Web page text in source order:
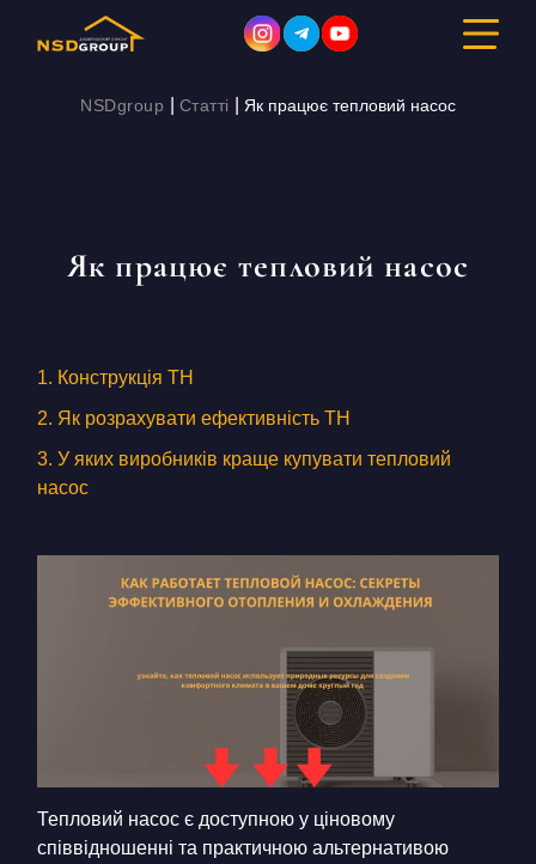
ВАРТІСТЬ
ПРО КОМПАНІЮ
Замовити дзвінок зараз
NSDgroup Статті Як працює тепловий насос
Як працює тепловий насос
1. Конструкція ТН
2. Як розрахувати ефективність ТН
3. У яких виробників краще купувати тепловий
насос
Тепловий насос є доступною у ціновому
співвідношенні та практичною альтернативою